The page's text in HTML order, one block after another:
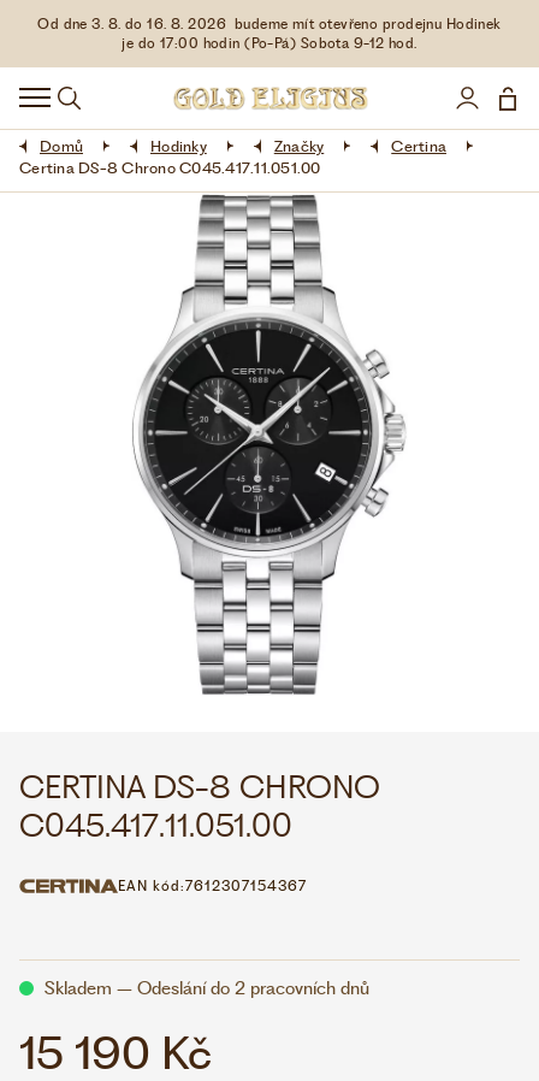
Od dne 3. 8. do 16. 8. 2026 budeme mít otevřeno prodejnu Hodinek
je do 17:00 hodin (Po-Pá) Sobota 9-12 hod.
HODINKY
DOPLŇKY
ŠPERKY
LIMITOVANÉ EDICE
VŠE O NÁKUPU
WHATSAPP
VOLEJTE 9:00–18:00+420 775 138 346
Domů Hodinky Značky
Certina
Certina DS-8 Chrono C045.417.11.051.00
CERTINA DS-8 CHRONO
C045.417.11.051.00
EAN kód:7612307154367
Skladem – Odeslání do 2 pracovních dnů
15 190 Kč